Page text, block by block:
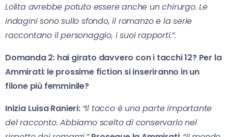
Lolita avrebbe potuto essere anche un chirurgo. Le
indagini sono sullo sfondo, il romanzo e la serie
raccontano il personaggio, i suoi rapporti.”.
Domanda 2: hai girato davvero con i tacchi 12? Per la
Ammirati: le prossime fiction si inseriranno in un
filone più femminile?
Inizia Luisa Ranieri: “Il tacco è una parte importante
del racconto. Abbiamo scelto di conservarlo nel